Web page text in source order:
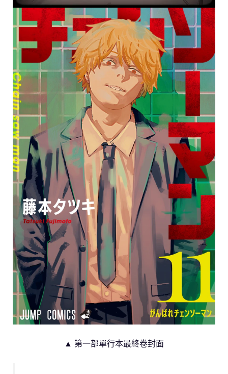
▲ 第一部單行本最終卷封面